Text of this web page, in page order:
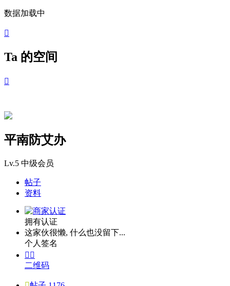
数据加载中

Ta 的空间

平南防艾办
Lv.5 中级会员
帖子
资料
拥有认证
这家伙很懒, 什么也没留下...
个人签名
 
二维码